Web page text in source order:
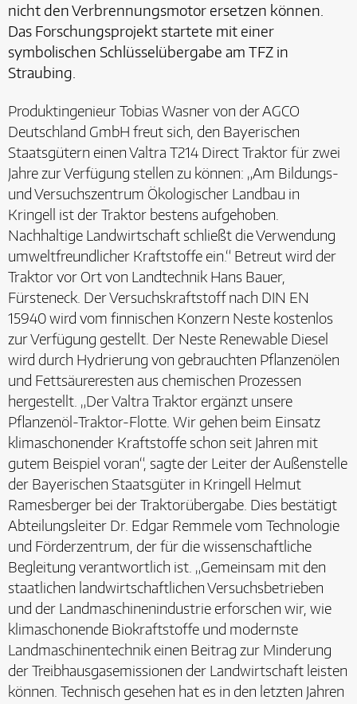
nicht den Verbrennungsmotor ersetzen können.
Das Forschungsprojekt startete mit einer
symbolischen Schlüsselübergabe am TFZ in
Straubing.
Produktingenieur Tobias Wasner von der AGCO
Deutschland GmbH freut sich, den Bayerischen
Staatsgütern einen Valtra T214 Direct Traktor für zwei
Jahre zur Verfügung stellen zu können: „Am Bildungs-
und Versuchszentrum Ökologischer Landbau in
Kringell ist der Traktor bestens aufgehoben.
Nachhaltige Landwirtschaft schließt die Verwendung
umweltfreundlicher Kraftstoffe ein.“ Betreut wird der
Traktor vor Ort von Landtechnik Hans Bauer,
Fürsteneck. Der Versuchskraftstoff nach DIN EN
15940 wird vom finnischen Konzern Neste kostenlos
zur Verfügung gestellt. Der Neste Renewable Diesel
wird durch Hydrierung von gebrauchten Pflanzenölen
und Fettsäureresten aus chemischen Prozessen
hergestellt. „Der Valtra Traktor ergänzt unsere
Pflanzenöl-Traktor-Flotte. Wir gehen beim Einsatz
klimaschonender Kraftstoffe schon seit Jahren mit
gutem Beispiel voran“, sagte der Leiter der Außenstelle
der Bayerischen Staatsgüter in Kringell Helmut
Ramesberger bei der Traktorübergabe. Dies bestätigt
Abteilungsleiter Dr. Edgar Remmele vom Technologie
und Förderzentrum, der für die wissenschaftliche
Begleitung verantwortlich ist. „Gemeinsam mit den
staatlichen landwirtschaftlichen Versuchsbetrieben
und der Landmaschinenindustrie erforschen wir, wie
klimaschonende Biokraftstoffe und modernste
Landmaschinentechnik einen Beitrag zur Minderung
der Treibhausgasemissionen der Landwirtschaft leisten
können. Technisch gesehen hat es in den letzten Jahren